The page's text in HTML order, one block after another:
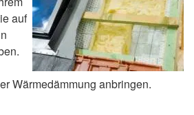
auf
Wärmedämmung anbringen.